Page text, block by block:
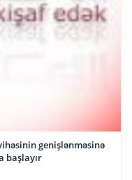
genişlənməsinə
başlayır